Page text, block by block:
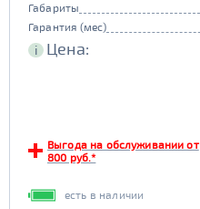
Габариты
Гарантия (мес)
i Цена:
Выгода на обслуживании от
800 руб.*
есть в наличии